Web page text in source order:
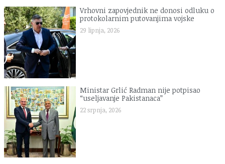
Vrhovni zapovjednik ne donosi odluku o
protokolarnim putovanjima vojske
29 lipnja, 2026
Ministar Grlić Radman nije potpisao
“useljavanje Pakistanaca”
22 srpnja, 2026